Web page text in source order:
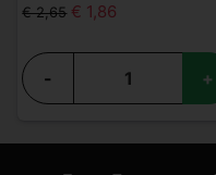
€ 2,65 € 1,86
- +